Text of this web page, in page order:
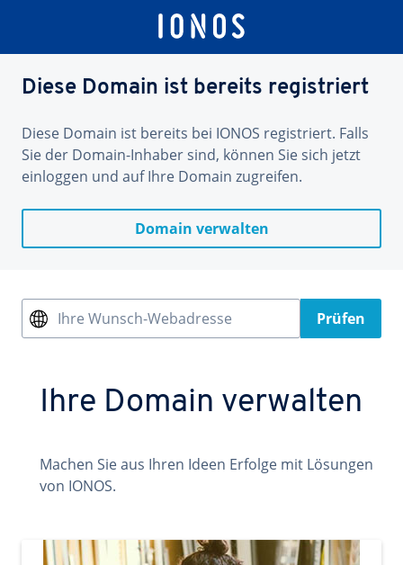
Diese Domain ist bereits registriert
Diese Domain ist bereits bei IONOS registriert. Falls
Sie der Domain-Inhaber sind, können Sie sich jetzt
einloggen und auf Ihre Domain zugreifen.
Domain verwalten
Ihre Wunsch-Webadresse Prüfen
Ihre Domain verwalten
Machen Sie aus Ihren Ideen Erfolge mit Lösungen
von IONOS.